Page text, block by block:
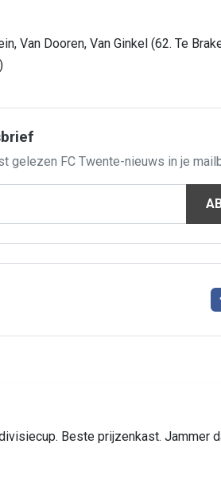
Van Dooren, Van Ginkel (62. Te
gelezen FC Twente-nieuws in je
Beste prijzenkast. Jammer